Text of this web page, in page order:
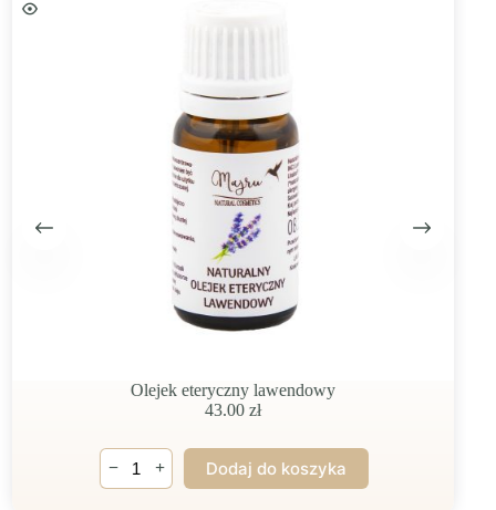
Olejek eteryczny lawendowy
43.00zł
ilość
Olejek
eteryczny
− + Dodaj do koszyka